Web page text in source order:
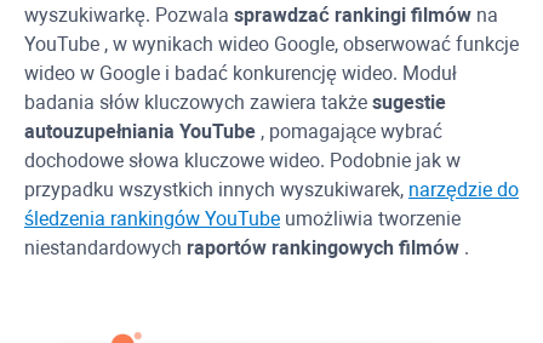
wyszukiwarkę. Pozwala sprawdzać rankingi filmów na
YouTube , w wynikach wideo Google, obserwować funkcje
wideo w Google i badać konkurencję wideo. Moduł
badania słów kluczowych zawiera także sugestie
autouzupełniania YouTube , pomagające wybrać
dochodowe słowa kluczowe wideo. Podobnie jak w
przypadku wszystkich innych wyszukiwarek, narzędzie do
śledzenia rankingów YouTube umożliwia tworzenie
niestandardowych raportów rankingowych filmów .